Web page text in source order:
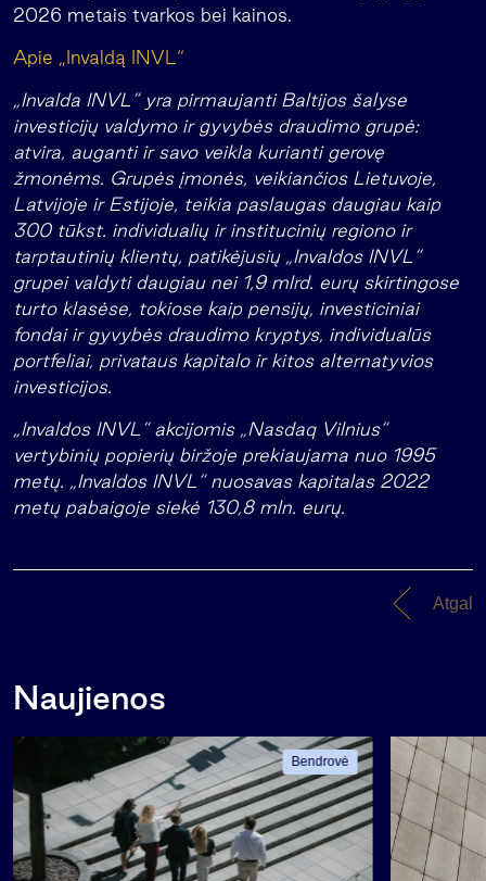
2026 metais tvarkos bei kainos.
Apie „Invaldą INVL“
„Invalda INVL“ yra pirmaujanti Baltijos šalyse
investicijų valdymo ir gyvybės draudimo grupė:
atvira, auganti ir savo veikla kurianti gerovę
žmonėms. Grupės įmonės, veikiančios Lietuvoje,
Latvijoje ir Estijoje, teikia paslaugas daugiau kaip
300 tūkst. individualių ir institucinių regiono ir
tarptautinių klientų, patikėjusių „Invaldos INVL“
grupei valdyti daugiau nei 1,9 mlrd. eurų skirtingose
turto klasėse, tokiose kaip pensijų, investiciniai
fondai ir gyvybės draudimo kryptys, individualūs
portfeliai, privataus kapitalo ir kitos alternatyvios
investicijos.
„Invaldos INVL“ akcijomis „Nasdaq Vilnius“
vertybinių popierių biržoje prekiaujama nuo 1995
metų. „Invaldos INVL“ nuosavas kapitalas 2022
metų pabaigoje siekė 130,8 mln. eurų.
Atgal
Naujienos
Bendrovė